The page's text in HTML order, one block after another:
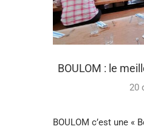
BOULOM : le
20
BOULOM c’est une «